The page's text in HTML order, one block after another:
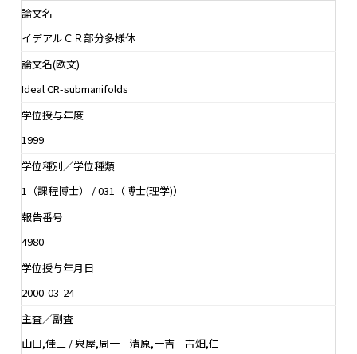
論文名
イデアルＣＲ部分多様体
論文名(欧文)
Ideal CR-submanifolds
学位授与年度
1999
学位種別／学位種類
1（課程博士） / 031（博士(理学)）
報告番号
4980
学位授与年月日
2000-03-24
主査／副査
山口,佳三 / 泉屋,周一 清原,一吉 古畑,仁